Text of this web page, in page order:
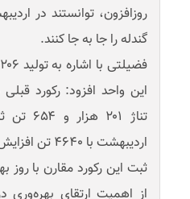
گندله را جا به جا کنند.
این واحد افزود: رکورد
تناژ
اردیبهشت با ۴۶۴۰ تن افزایش، شکسته شد.
ثبت این رکورد مقارن با روز
از اهمیت ارتقای بهره‌وری